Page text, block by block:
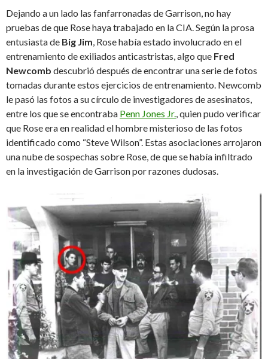
Dejando a un lado las fanfarronadas de Garrison, no hay
pruebas de que Rose haya trabajado en la CIA. Según la prosa
entusiasta de Big Jim, Rose había estado involucrado en el
entrenamiento de exiliados anticastristas, algo que Fred
Newcomb descubrió después de encontrar una serie de fotos
tomadas durante estos ejercicios de entrenamiento. Newcomb
le pasó las fotos a su círculo de investigadores de asesinatos,
entre los que se encontraba Penn Jones Jr., quien pudo verificar
que Rose era en realidad el hombre misterioso de las fotos
identificado como “Steve Wilson”. Estas asociaciones arrojaron
una nube de sospechas sobre Rose, de que se había infiltrado
en la investigación de Garrison por razones dudosas.